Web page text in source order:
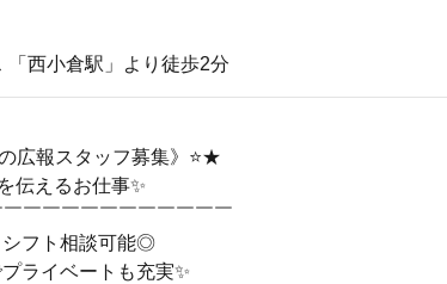
「西小倉駅」より徒歩2分
広報スタッフ募集》⭐★
伝えるお仕事✨
￣￣￣￣￣￣￣￣￣￣￣
シフト相談可能◎
ライベートも充実✨